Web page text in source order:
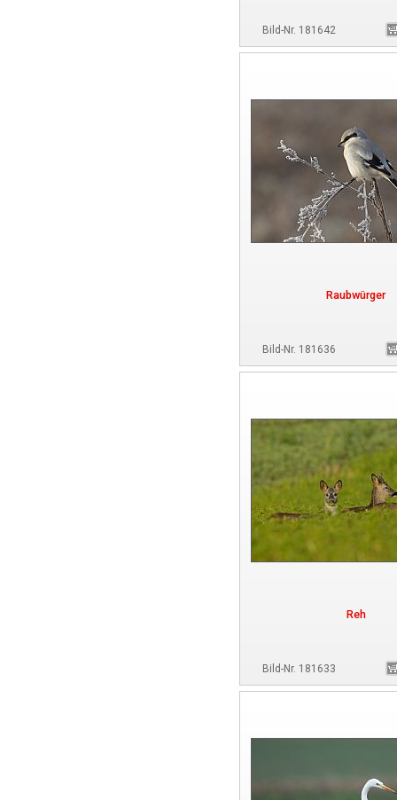
Bild-Nr. 181642
Raubwürger
Bild-Nr. 181636
Reh
Bild-Nr. 181633